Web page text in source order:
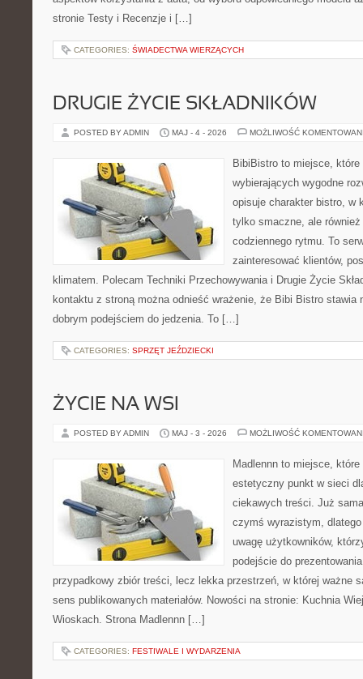
stronie Testy i Recenzje i […]
CATEGORIES: ŚWIADECTWA WIERZĄCYCH
DRUGIE ŻYCIE SKŁADNIKÓW
POSTED BY ADMIN MAJ - 4 - 2026 MOŻLIWOŚĆ
BibiBistro to miejsce,
wybierających wygodne
opisuje charakter bistro, w
tylko smaczne, ale również
codziennego rytmu. To
zainteresować klientów,
klimatem. Polecam Techniki Przechowywania i Drugie Życie
kontaktu z stroną można odnieść wrażenie, że Bibi Bistro stawia
dobrym podejściem do jedzenia. To […]
CATEGORIES: SPRZĘT JEŹDZIECKI
ŻYCIE NA WSI
POSTED BY ADMIN MAJ - 3 - 2026 MOŻLIWOŚĆ
Madlennn to miejsce,
estetyczny punkt w sieci
ciekawych treści. Już
czymś wyrazistym,
uwagę użytkowników,
podejście do
przypadkowy zbiór treści, lecz lekka przestrzeń, w której ważne
sens publikowanych materiałów. Nowości na stronie: Kuchnia
Wioskach. Strona Madlennn […]
CATEGORIES: FESTIWALE I WYDARZENIA